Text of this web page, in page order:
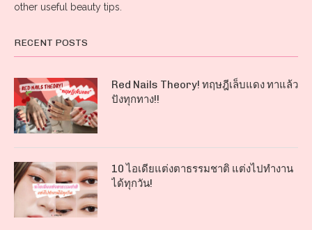
other useful beauty tips.
RECENT POSTS
Red Nails Theory! ทฤษฎีเล็บแดง ทาแล้ว
ปังทุกทาง!!
10 ไอเดียแต่งตาธรรมชาติ แต่งไปทำงาน
ได้ทุกวัน!